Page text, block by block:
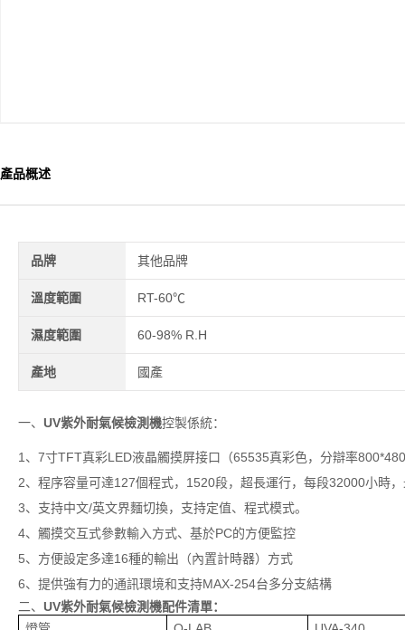
產品概述
品牌 其他品牌
溫度範圍 RT-60℃
濕度範圍 60-98% R.H
產地 國產
一、 UV紫外耐氣候檢測機控製係統：
1、7寸TFT真彩LED液晶觸摸屏接口（65535真彩色，分辯率
2、程序容量可達127個程式，1520段，超長運行，每段32000小時
3、支持中文/英文界麵切換，支持定值、程式模式。
4、觸摸交互式參數輸入方式、基於PC的方便監控
5、方便設定多達16種的輸出（內置計時器）方式
6、提供強有力的通訊環境和支持MAX-254台多分支結構
二、 UV紫外耐氣候檢測機配件清單：